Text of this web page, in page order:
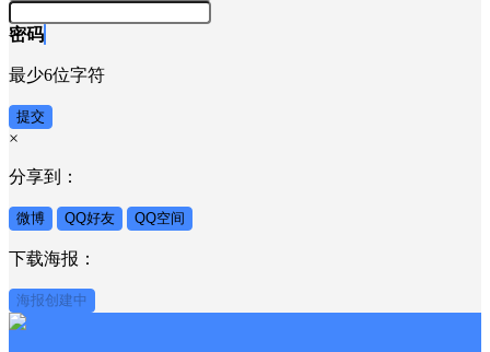
密码
最少6位字符
提交
×
分享到：
微博 QQ好友 QQ空间
下载海报：
海报创建中